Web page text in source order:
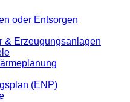
oder Entsorgen
& Erzeugungsanlagen
(ENP)